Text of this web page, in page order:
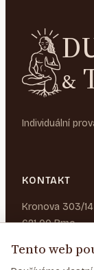
&
Individuální
KONTAKT
Kronova 303/14
621 00 Brno
+420 777 071
Tento web